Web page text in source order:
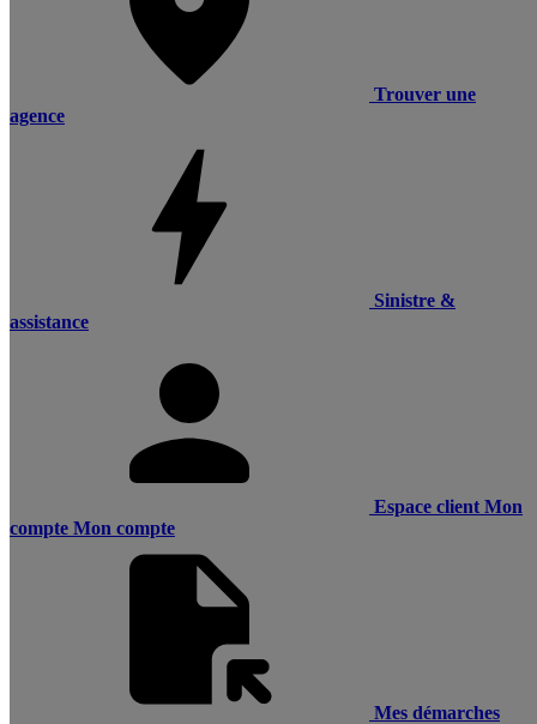
Trouver une
agence
Sinistre &
assistance
Espace client Mon
compte Mon compte
Mes démarches